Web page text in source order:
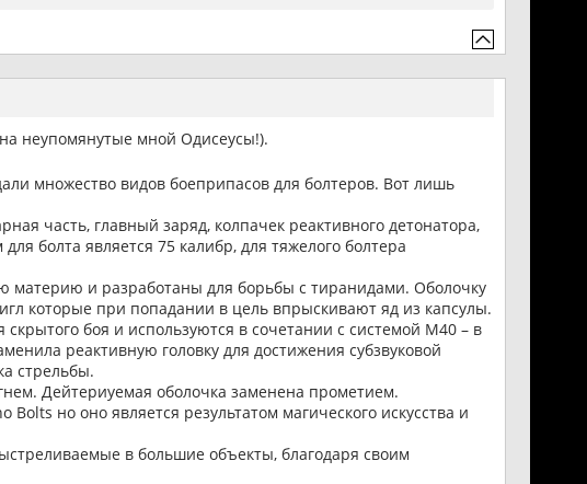
неупомянутые мной Одисеусы!).
множество видов боеприпасов для болтеров. Вот лишь
часть, главный заряд, колпачек реактивного детонатора,
болта является 75 калибр, для тяжелого болтера
материю и разработаны для борьбы с тиранидами. Оболочку
которые при попадании в цель впрыскивают яд из капсулы.
боя и используются в сочетании с системой М40 – в
реактивную головку для достижения субзвуковой
стрельбы.
Дейтериуемая оболочка заменена прометием.
но оно является результатом магического искусства и
в большие объекты, благодаря своим